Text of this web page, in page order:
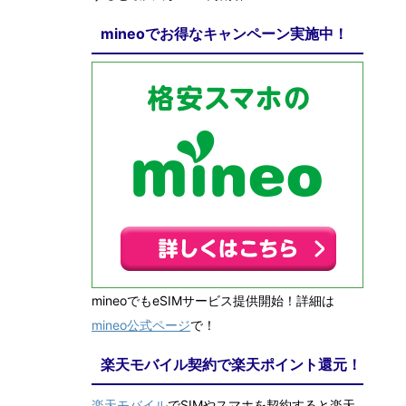
mineoでお得なキャンペーン実施中！
mineoでもeSIMサービス提供開始！詳細は
mineo公式ページで！
楽天モバイル契約で楽天ポイント還元！